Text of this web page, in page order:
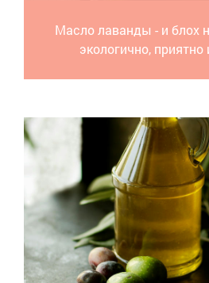
Масло лаванды - и блох
экологично, приятно
Приложив немного усилий и
аромакулон своими руками -
которая выручит в нужное время и
украшением.